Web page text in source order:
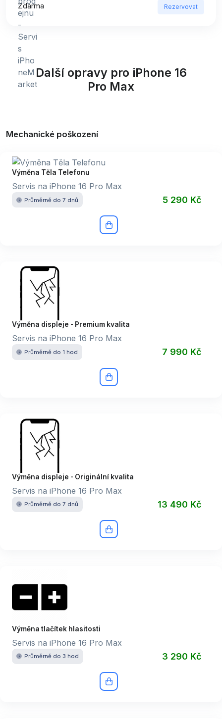
Zdarma Rezervovat
Další opravy pro iPhone 16
Pro Max
Mechanické poškození
Výměna Těla Telefonu
Servis na iPhone 16 Pro Max
Průměrně do 7 dnů 5 290 Kč
Výměna displeje - Premium kvalita
Servis na iPhone 16 Pro Max
Průměrně do 1 hod 7 990 Kč
Výměna displeje - Originální kvalita
Servis na iPhone 16 Pro Max
Průměrně do 7 dnů 13 490 Kč
Výměna tlačítek hlasitosti
Servis na iPhone 16 Pro Max
Průměrně do 3 hod 3 290 Kč